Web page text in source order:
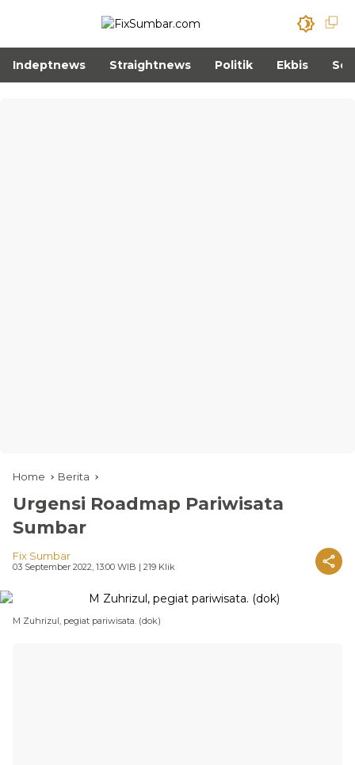
Indeptnews Straightnews Politik Ekbis
Home Berita
Urgensi Roadmap Pariwisata
Sumbar
Fix Sumbar
03 September 2022, 13:00 WIB | 219 Klik
M Zuhrizul, pegiat pariwisata. (dok)